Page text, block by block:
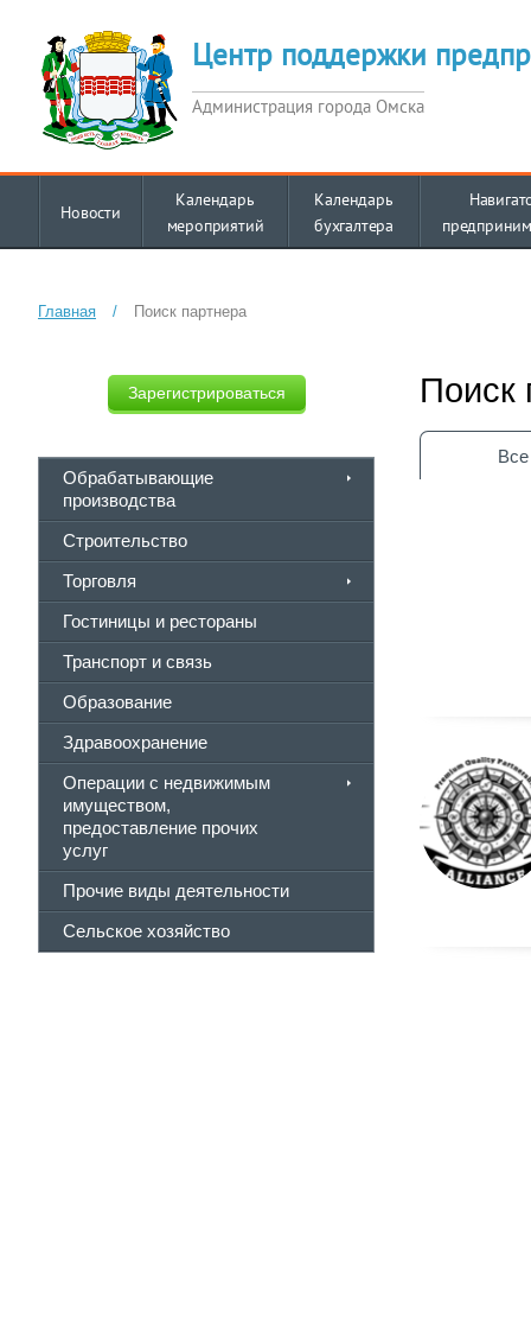
Центр поддержки
Администрация города Омска
Новости
Календарь
мероприятий
Календарь
бухгалтера
Главная / Поиск партнера
Зарегистрироваться
Обрабатывающие
производства
Строительство
Торговля
Гостиницы и рестораны
Транспорт и связь
Образование
Здравоохранение
Операции с недвижимым
имуществом,
предоставление прочих
услуг
Прочие виды деятельности
Сельское хозяйство
Поиск
Все